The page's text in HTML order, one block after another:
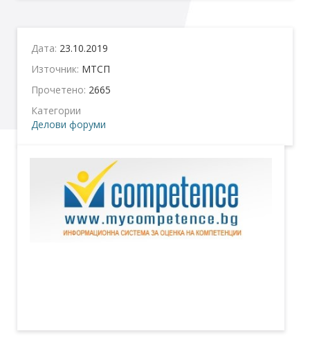
Дата: 23.10.2019
Източник: МТСП
Прочетено: 2665
Категории
Делови форуми